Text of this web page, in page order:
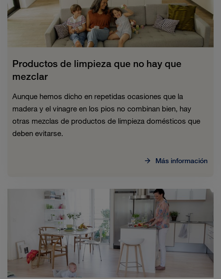
Productos de limpieza que no hay que
mezclar
Aunque hemos dicho en repetidas ocasiones que la
madera y el vinagre en los pios no combinan bien, hay
otras mezclas de productos de limpieza domésticos que
deben evitarse.
Más información